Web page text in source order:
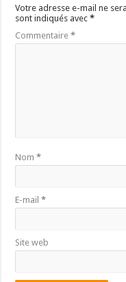
Votre adresse e-mail ne
sont indiqués avec*
Commentaire*
Nom*
E-mail*
Site web